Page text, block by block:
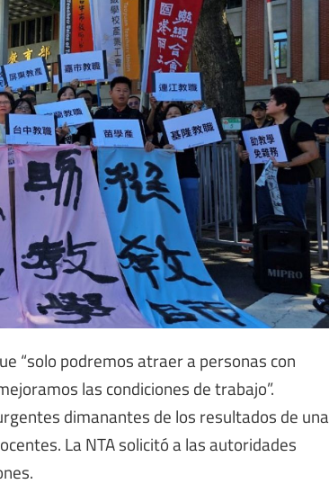
“solo podremos atraer a personas con
las condiciones de trabajo”.
dimanantes de los resultados de una
La NTA solicitó a las autoridades